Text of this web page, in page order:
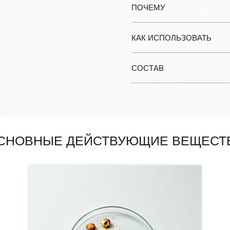
ПОЧЕМУ
КАК ИСПОЛЬЗОВАТЬ
СОСТАВ
ДЕЙСТВУЮЩИЕ